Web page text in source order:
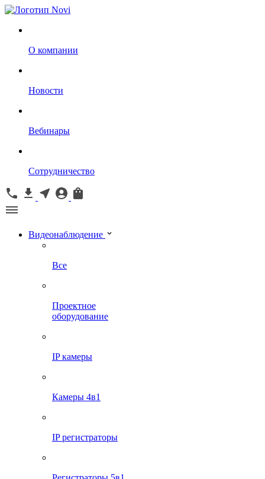
О компании
Новости
Вебинары
Сотрудничество
Видеонаблюдение
Все
Проектное
оборудование
IP камеры
Камеры 4в1
IP регистраторы